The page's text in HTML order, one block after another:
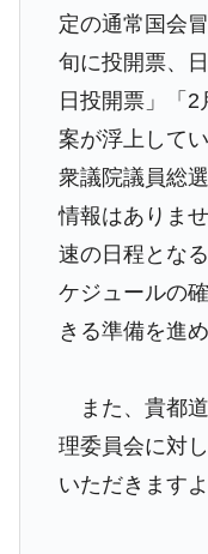
定の通常国会
旬に投開票、
日投開票」「
案が浮上して
衆議院議員総
情報はありま
速の日程とな
ケジュールの
きる準備を進
また、貴都
理委員会に対
いただきます